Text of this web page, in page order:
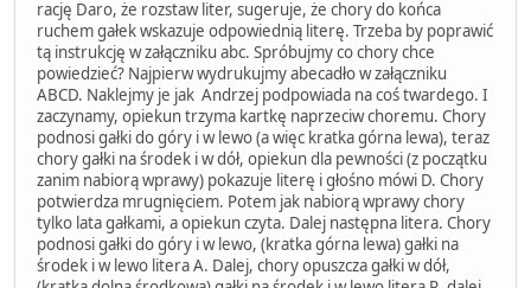
rację Daro, że rozstaw liter, sugeruje, że chory do końca
ruchem gałek wskazuje odpowiednią literę. Trzeba by poprawić
tą instrukcję w załączniku abc. Spróbujmy co chory chce
powiedzieć? Najpierw wydrukujmy abecadło w załączniku
ABCD. Naklejmy je jak Andrzej podpowiada na coś twardego. I
zaczynamy, opiekun trzyma kartkę naprzeciw choremu. Chory
podnosi gałki do góry i w lewo (a więc kratka górna lewa), teraz
chory gałki na środek i w dół, opiekun dla pewności (z początku
zanim nabiorą wprawy) pokazuje literę i głośno mówi D. Chory
potwierdza mrugnięciem. Potem jak nabiorą wprawy chory
tylko lata gałkami, a opiekun czyta. Dalej następna litera. Chory
podnosi gałki do góry i w lewo, (kratka górna lewa) gałki na
środek i w lewo litera A. Dalej, chory opuszcza gałki w dół,